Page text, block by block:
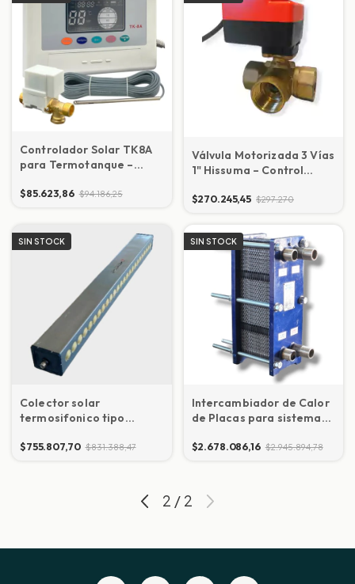
Controlador Solar TK8A
para Termotanque –
$85.623,86 $94.186,25
Válvula Motorizada 3 Vías
1" Hissuma – Control
$270.245,45 $297.270
SIN STOCK
Colector solar
termosifonico tipo
colector (repuesto)
$755.807,70 $831.388,47
SIN STOCK
Intercambiador de Calor
de Placas para sistema
$2.678.086,16 $2.945.894,78
2 / 2